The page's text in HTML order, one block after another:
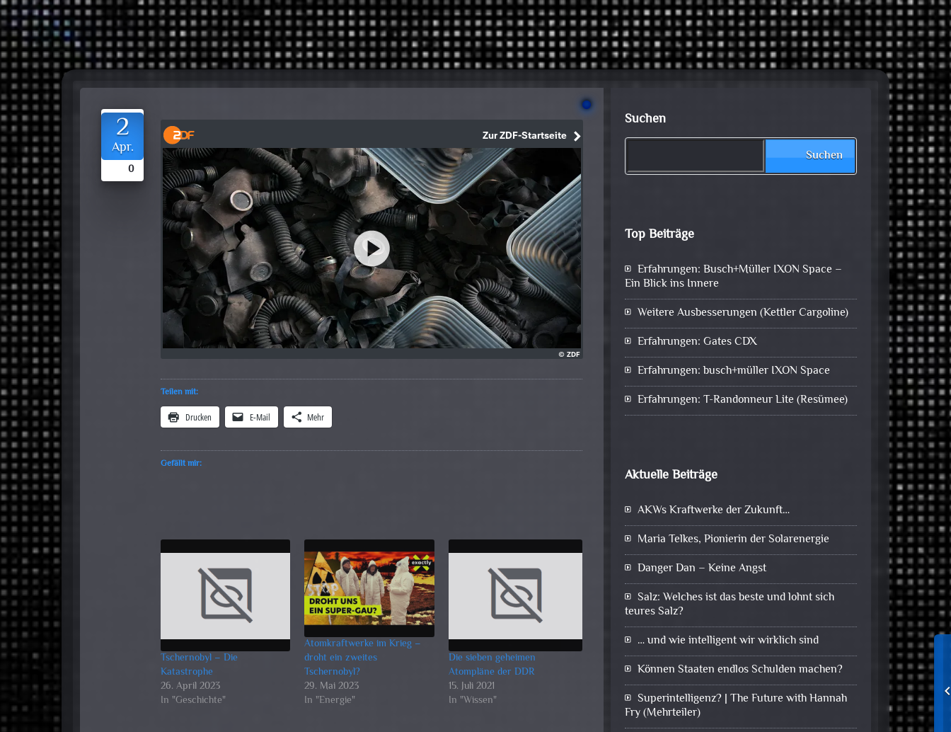
2
Apr.
0
Teilen mit:
Drucken E-Mail Mehr
Gefällt mir:
Tschernobyl – Die
Katastrophe
26. April 2023
In "Geschichte"
Atomkraftwerke im Krieg –
droht ein zweites
Tschernobyl?
29. Mai 2023
In "Energie"
Die sieben geheimen
Atompläne der DDR
15. Juli 2021
In "Wissen"
Suchen
Suchen
Top Beiträge
Erfahrungen: Busch+Müller IXON Space –
Ein Blick ins Innere
Weitere Ausbesserungen (Kettler Cargoline)
Erfahrungen: Gates CDX
Erfahrungen: busch+müller IXON Space
Erfahrungen: T-Randonneur Lite (Resümee)
Aktuelle Beiträge
AKWs Kraftwerke der Zukunft…
Maria Telkes, Pionierin der Solarenergie
Danger Dan – Keine Angst
Salz: Welches ist das beste und lohnt sich
teures Salz?
… und wie intelligent wir wirklich sind
Können Staaten endlos Schulden machen?
Superintelligenz? | The Future with Hannah
Fry (Mehrteiler)